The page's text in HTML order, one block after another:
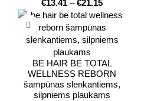
€13.41 – €21.15
BE HAIR BE TOTAL
WELLNESS REBORN
šampūnas slenkantiems,
silpniems plaukams